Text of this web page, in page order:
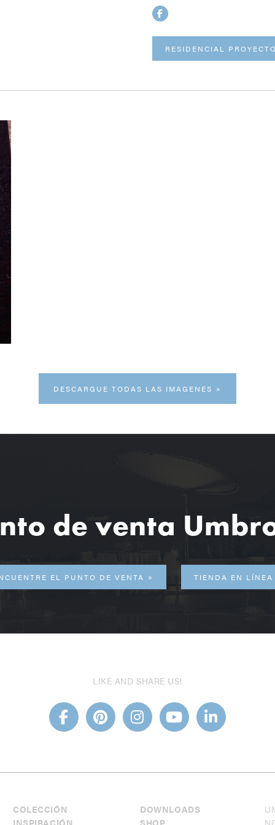
RESIDENCIAL
DESCARGUE TODAS LAS IMAGENES
de venta
EL PUNTO DE VENTA TIENDA EN LÍNEA
LIKE AND SHARE US!
COLECCIÓN
INSPIRACIÓN
DOWNLOADS
SHOP